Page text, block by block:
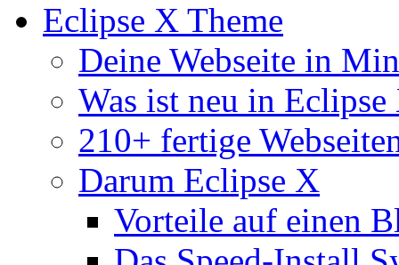
Eclipse X Theme
Deine Webseite in
Was ist neu in Eclipse
210+ fertige
Darum Eclipse X
Vorteile auf einen